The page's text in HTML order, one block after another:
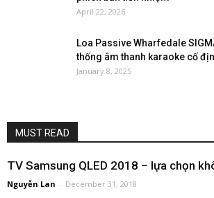
April 22, 2026
Loa Passive Wharfedale
thống âm thanh karaoke cố
January 8, 2025
MUST READ
TV Samsung QLED 2018 – lựa chọn
Nguyễn Lan - December 31, 2018